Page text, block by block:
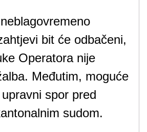
bit će odbačeni,
Operatora nije
Međutim, moguće
spor pred
sudom.